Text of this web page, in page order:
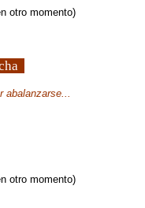
otro momento)
abalanzarse...
otro momento)